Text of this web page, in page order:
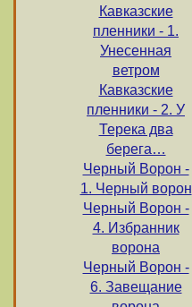
Кавказские
пленники - 1.
Унесенная
ветром
Кавказские
пленники - 2. У
Терека два
берега…
Черный Ворон -
1. Черный ворон
Черный Ворон -
4. Избранник
ворона
Черный Ворон -
6. Завещание